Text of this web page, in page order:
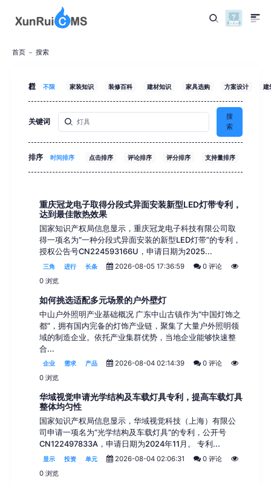
首页 搜索
栏目 不限 家装知识 装修百科 建材知识 家具选购 方案设计 建
关键词
搜
索
排序 时间排序 点击排序 评论排序 评分排序 支持量排序
重庆冠龙电子取得分段式异面安装新型LED灯带专利，
达到最佳散热效果
国家知识产权局信息显示，重庆冠龙电子科技有限公司取
得一项名为“一种分段式异面安装的新型LED灯带”的专利，
授权公告号CN224593166U，申请日期为2025...
三角 进行 长条 2026-08-05 17:36:59
0 评论
0 浏览
如何挑选适配多元场景的户外壁灯
中山户外照明产业基础概况 广东中山古镇作为“中国灯饰之
都”，拥有国内完备的灯饰产业链，聚集了大量户外照明领
域的制造企业。依托产业集群优势，当地企业能够快速整
合...
企业 需求 产品 2026-08-04 02:14:39
0 评论
0 浏览
华域视觉申请光学结构及车载灯具专利，提高车载灯具
整体均匀性
国家知识产权局信息显示，华域视觉科技（上海）有限公
司申请一项名为“光学结构及车载灯具”的专利，公开号
CN122497833A，申请日期为2024年11月。 专利...
显示 投资 单元 2026-08-04 02:06:31
0 评论
0 浏览